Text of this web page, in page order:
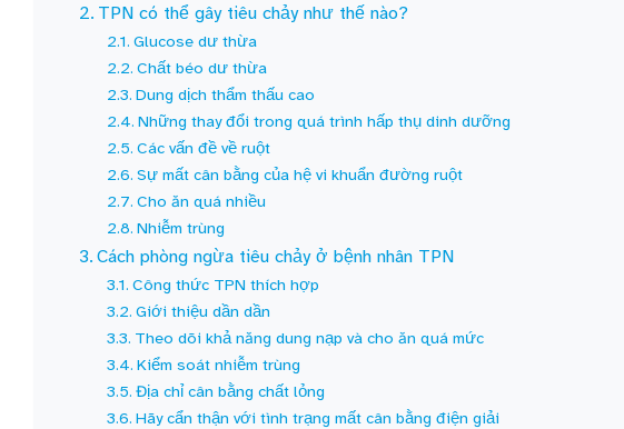
TPN có thể gây tiêu chảy như thế nào?
Glucose dư thừa
Chất béo dư thừa
Dung dịch thẩm thấu cao
Những thay đổi trong quá trình hấp thụ dinh dưỡng
Các vấn đề về ruột
Sự mất cân bằng của hệ vi khuẩn đường ruột
Cho ăn quá nhiều
Nhiễm trùng
Cách phòng ngừa tiêu chảy ở bệnh nhân TPN
Công thức TPN thích hợp
Giới thiệu dần dần
Theo dõi khả năng dung nạp và cho ăn quá mức
Kiểm soát nhiễm trùng
Địa chỉ cân bằng chất lỏng
Hãy cẩn thận với tình trạng mất cân bằng điện giải